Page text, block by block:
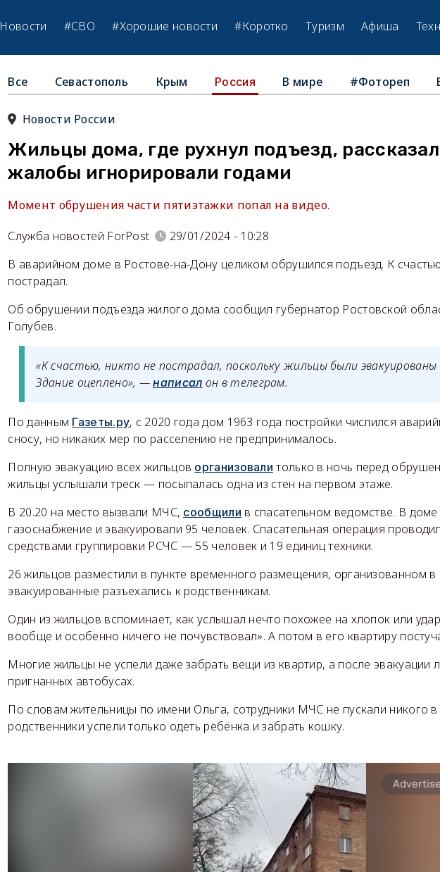
Новости #СВО #Хорошие новости #Коротко Туризм Афиша
Все Севастополь Крым Россия В мире #Фотореп
Новости России
Жильцы дома, где рухнул подъезд,
жалобы игнорировали годами
Момент обрушения части пятиэтажки попал на видео.
Служба новостей ForPost
29/01/2024 - 10:28
В аварийном доме в Ростове-на-Дону целиком обрушился подъезд. К
пострадал.
Об обрушении подъезда жилого дома сообщил губернатор Ростовской
Голубев.
«К счастью, никто не пострадал, поскольку жильцы были эвакуированы
Здание оцеплено», —написал он в телеграм.
По данным Газеты.ру, с 2020 года дом 1963 года постройки числился
сносу, но никаких мер по расселению не предпринималось.
Полную эвакуацию всех жильцов организовали только в ночь перед
жильцы услышали треск — посыпалась одна из стен на первом этаже.
В 20.20 на место вызвали МЧС, сообщили в спасательном ведомстве. В
газоснабжение и эвакуировали 95 человек. Спасательная операция
средствами группировки РСЧС — 55 человек и 19 единиц техники.
26 жильцов разместили в пункте временного размещения, организованном
эвакуированные разъехались к родственникам.
Один из жильцов вспоминает, как услышал нечто похожее на хлопок или
вообще и особенно ничего не почувствовал». А потом в его квартиру
Многие жильцы не успели даже забрать вещи из квартир, а после эвакуации
пригнанных автобусах.
По словам жительницы по имени Ольга, сотрудники МЧС не пускали никого
родственники успели только одеть ребёнка и забрать кошку.